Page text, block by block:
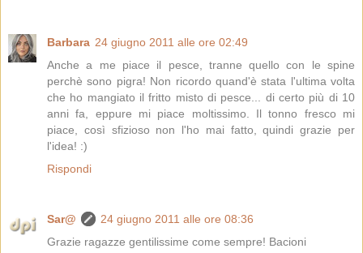
Barbara 24 giugno 2011 alle ore 02:49
Anche a me piace il pesce, tranne quello con le spine
perchè sono pigra! Non ricordo quand'è stata l'ultima volta
che ho mangiato il fritto misto di pesce... di certo più di 10
anni fa, eppure mi piace moltissimo. Il tonno fresco mi
piace, così sfizioso non l'ho mai fatto, quindi grazie per
l'idea! :)
Rispondi
Sar@
24 giugno 2011 alle ore 08:36
Grazie ragazze gentilissime come sempre! Bacioni